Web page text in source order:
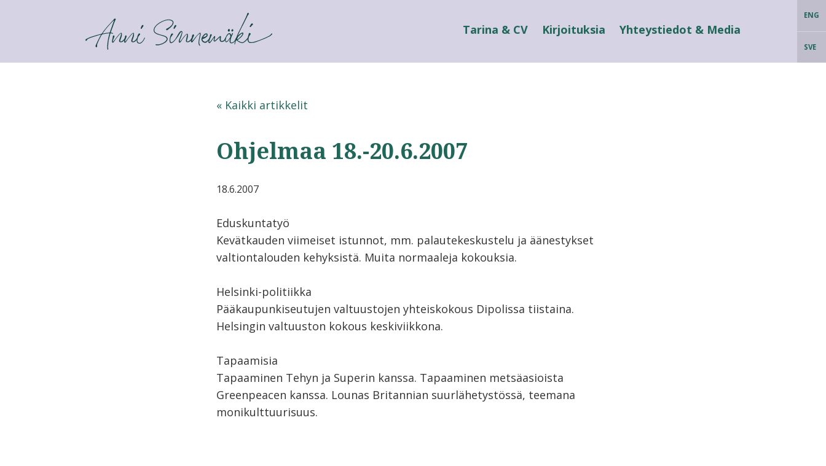
ANNI SINNEMÄKI ENG
SVE
Tarina & CV Kirjoituksia Yhteystiedot & Media
« Kaikki artikkelit
Ohjelmaa 18.-20.6.2007
18.6.2007
Eduskuntatyö
Kevätkauden viimeiset istunnot, mm. palautekeskustelu ja äänestykset
valtiontalouden kehyksistä. Muita normaaleja kokouksia.
Helsinki-politiikka
Pääkaupunkiseutujen valtuustojen yhteiskokous Dipolissa tiistaina.
Helsingin valtuuston kokous keskiviikkona.
Tapaamisia
Tapaaminen Tehyn ja Superin kanssa. Tapaaminen metsäasioista
Greenpeacen kanssa. Lounas Britannian suurlähetystössä, teemana
monikulttuurisuus.